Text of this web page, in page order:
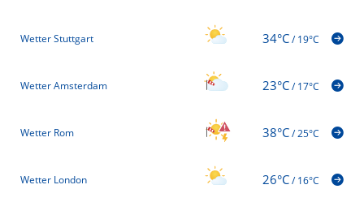
Wetter Stuttgart 34°C/19°C
Wetter Amsterdam 23°C/17°C
Wetter Rom 38°C/25°C
Wetter London 26°C/16°C